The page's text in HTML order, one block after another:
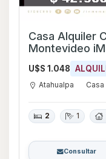
Casa Alquiler
Montevideo
U$S 1.048
Atahualpa Casa
2 1
Consultar